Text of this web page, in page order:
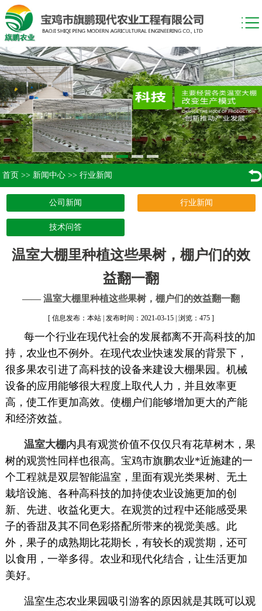
首页 >> 新闻中心 >> 行业新闻
公司新闻 行业新闻
技术问答
温室大棚里种植这些果树，棚户们的效
益翻一翻
—— 温室大棚里种植这些果树，棚户们的效益翻一翻
[ 信息发布：本站 | 发布时间：2021-03-15 | 浏览：475 ]
每一个行业在现代社会的发展都离不开高科技的加
持，农业也不例外。在现代农业快速发展的背景下，
很多果农引进了高科技的设备来建设大棚果园。机械
设备的应用能够很大程度上取代人力，并且效率更
高，使工作更加高效。使棚户们能够增加更大的产能
和经济效益。
温室大棚内具有观赏价值不仅仅只有花草树木，果
树的观赏性同样也很高。宝鸡市旗鹏农业*近施建的一
个工程就是双层智能温室，里面有观光类果树、无土
栽培设施、各种高科技的加持使农业设施更加的创
新、先进、收益化更大。在观赏的过程中还能感受果
子的香甜及其不同色彩搭配所带来的视觉美感。此
外，果子的成熟期比花期长，有较长的观赏期，还可
以食用，一举多得。农业和现代化结合，让生活更加
美好。
温室生态农业果园吸引游客的原因就是其既可以观